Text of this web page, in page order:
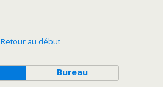
Retour au début
Bureau